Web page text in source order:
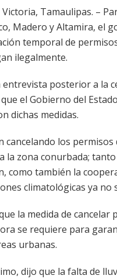
Victoria, Tamaulipas. –
Madero y Altamira, el
temporal de
ilegalmente.
entrevista posterior a la
el Gobierno del
dichas medidas.
cancelando los
la zona conurbada;
como también la
climatológicas ya
la medida de
se requiere para
urbanas.
dijo que la falta de